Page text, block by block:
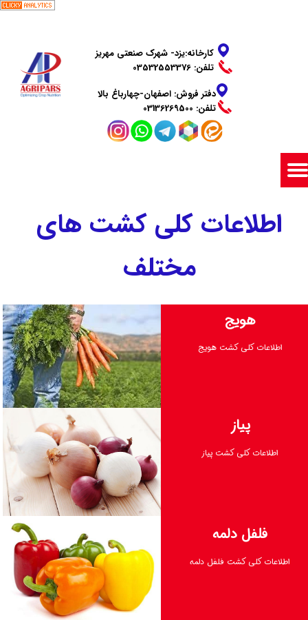
دفتر فروش: اصفهان-چهارباغ بالا
​​​​​​​تلفن: 03136269500
​​​​​​​کارخانه:یزد- شهرک صنعتی مهریز
تلفن: 03532553376
اطلاعات کلی کشت های
مختلف
هویج
اطلاعات کلی کشت هویج
پیاز
اطلاعات کلی کشت پیاز
فلفل دلمه
اطلاعات کلی کشت فلفل دلمه